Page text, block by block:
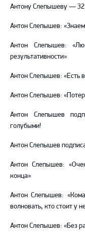
Антону Слепышеву —
Антон Слепышев:
Антон Слепышев:
результативности»
Антон Слепышев: «Есть
Антон Слепышев:
Антон Слепышев
голубыми!
Антон Слепышев
Антон Слепышев:
конца»
Антон Слепышев:
волновать, кто стоит у
Антон Слепышев: «Без